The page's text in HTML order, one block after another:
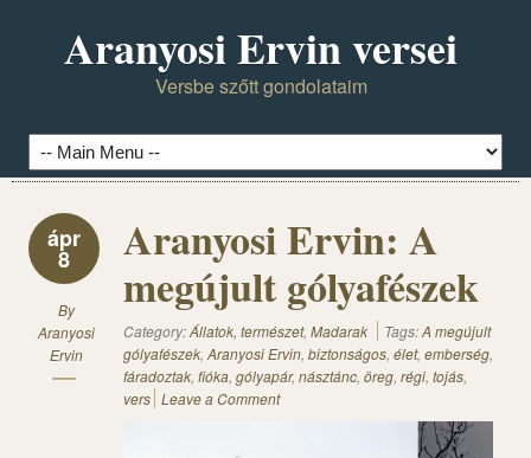
Aranyosi Ervin versei
Versbe szőtt gondolataim
ápr
8
By
Aranyosi
Ervin
Aranyosi Ervin: A
megújult gólyafészek
Category:Állatok, természet, Madarak Tags:A megújult
gólyafészek, Aranyosi Ervin, biztonságos, élet, emberség,
fáradoztak, fióka, gólyapár, násztánc, öreg, régi, tojás,
vers Leave a Comment